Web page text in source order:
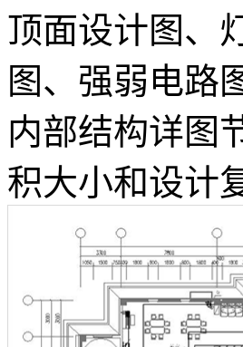
顶面设计图、
图、强弱电路
内部结构详图
积大小和设计